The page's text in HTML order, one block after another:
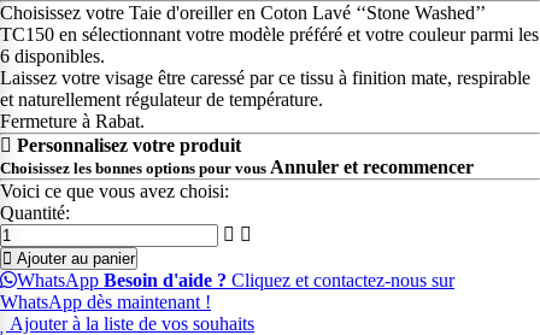
Choisissez votre Taie d'oreiller en Coton Lavé ‘‘Stone Washed’’
TC150 en sélectionnant votre modèle préféré et votre couleur parmi les
6 disponibles.
Laissez votre visage être caressé par ce tissu à finition mate, respirable
et naturellement régulateur de température.
Fermeture à Rabat.
Personnalisez votre produit
Choisissez les bonnes options pour vous Annuler et recommencer
Voici ce que vous avez choisi:
Quantité:
Ajouter au panier
WhatsApp Besoin d'aide ? Cliquez et contactez-nous sur
WhatsApp dès maintenant !
Ajouter à la liste de vos souhaits